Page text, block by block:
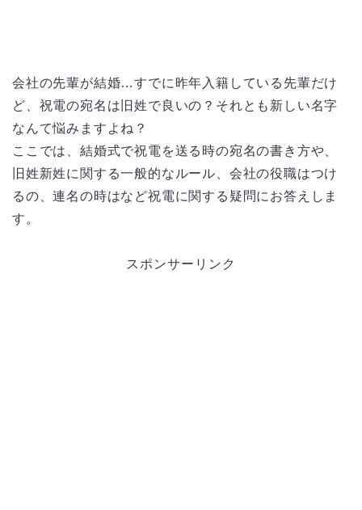
会社の先輩が結婚…すでに昨年入籍している先輩だけ
ど、祝電の宛名は旧姓で良いの？それとも新しい名字
なんて悩みますよね？
ここでは、結婚式で祝電を送る時の宛名の書き方や、
旧姓新姓に関する一般的なルール、会社の役職はつけ
るの、連名の時はなど祝電に関する疑問にお答えしま
す。
スポンサーリンク